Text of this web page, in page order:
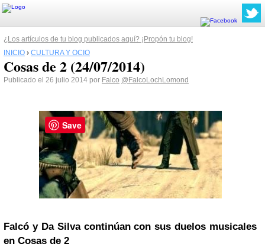
¿Los artículos de tu blog publicados aquí? ¡Propón tu blog!
INICIO › CULTURA Y OCIO
Cosas de 2 (24/07/2014)
Publicado el 26 julio 2014 por Falco @FalcoLochLomond
Falcó y Da Silva continúan con sus duelos musicales
en Cosas de 2
Save